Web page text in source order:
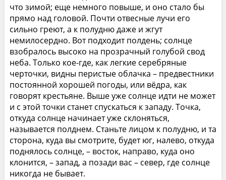
что зимой; еще немного повыше, и оно стало бы
прямо над головой. Почти отвесные лучи его
сильно греют, а к полудню даже и жгут
немилосердно. Вот подходит полдень; солнце
взобралось высоко на прозрачный голубой свод
неба. Только кое-где, как легкие серебряные
черточки, видны перистые облачка – предвестники
постоянной хорошей погоды, или вёдра, как
говорят крестьяне. Выше уже солнце идти не может
и с этой точки станет спускаться к западу. Точка,
откуда солнце начинает уже склоняться,
называется полднем. Станьте лицом к полудню, и та
сторона, куда вы смотрите, будет юг, налево, откуда
поднялось солнце, – восток, направо, куда оно
клонится, – запад, а позади вас – север, где солнце
никогда не бывает.